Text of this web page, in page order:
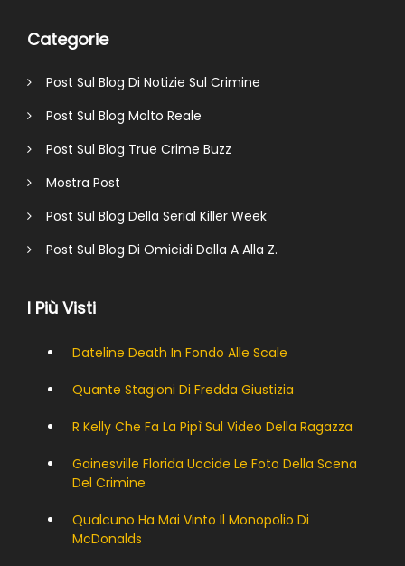
Categorie
Post Sul Blog Di Notizie Sul Crimine
Post Sul Blog Molto Reale
Post Sul Blog True Crime Buzz
Mostra Post
Post Sul Blog Della Serial Killer Week
Post Sul Blog Di Omicidi Dalla A Alla Z.
I Più Visti
Dateline Death In Fondo Alle Scale
Quante Stagioni Di Fredda Giustizia
R Kelly Che Fa La Pipì Sul Video Della Ragazza
Gainesville Florida Uccide Le Foto Della Scena
Del Crimine
Qualcuno Ha Mai Vinto Il Monopolio Di
McDonalds